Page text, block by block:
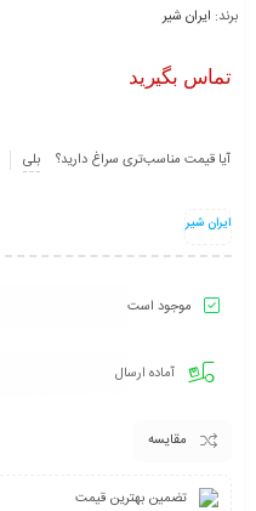
برند: ایران شیر
تماس بگیرید
آیا قیمت مناسب‌تری سراغ دارید؟ بلی
ایران شیر
موجود است
آماده ارسال
مقایسه
تضمین بهترین قیمت